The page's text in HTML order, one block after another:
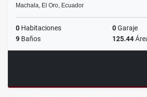
Machala, El Oro, Ecuador
0 Habitaciones 0Garaje
9 Baños 125.44